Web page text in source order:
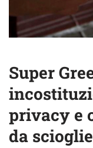
Super
privacy e
da